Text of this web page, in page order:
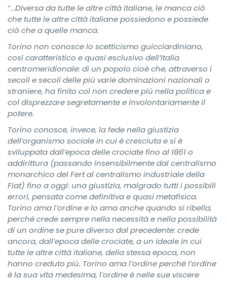
“…Diversa da tutte le altre città italiane, le manca ciò
che tutte le altre città italiane possiedono e possiede
ciò che a quelle manca.
Torino non conosce lo scetticismo guicciardiniano,
così caratteristico e quasi esclusivo dell’Italia
centromeridionale: di un popolo cioè che, attraverso i
secoli e secoli delle più varie dominazioni nazionali o
straniere, ha finito col non credere più nella politica e
col disprezzare segretamente e involontariamente il
potere.
Torino conosce, invece, la fede nella giustizia
dell’organismo sociale in cui è cresciuta e si è
sviluppata dall’epoca delle crociate fino al 1861 o
addirittura (passando insensibilmente dal centralismo
monarchico del Fert al centralismo industriale della
Fiat) fino a oggi: una giustizia, malgrado tutti i possibili
errori, pensata come definitiva e quasi metafisica.
Torino ama l’ordine e lo ama anche quando si ribella,
perché crede sempre nella necessità e nella possibilità
di un ordine se pure diverso dal precedente: crede
ancora, dall’epoca delle crociate, a un ideale in cui
tutte le altre città italiane, della stessa epoca, non
hanno creduto più. Torino ama l’ordine perché l’ordine
è la sua vita medesima, l’ordine è nelle sue viscere